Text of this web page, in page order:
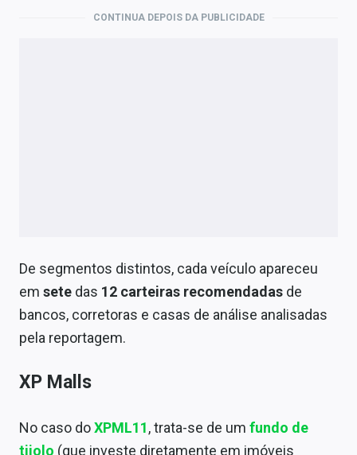
Tecnologia
Conteúdo de Marca
Sobre
Expediente
CONTINUA DEPOIS DA PUBLICIDADE
De segmentos distintos, cada veículo apareceu
em sete das 12 carteiras recomendadas de
bancos, corretoras e casas de análise analisadas
pela reportagem.
XP Malls
No caso doXPML11, trata-se de um fundo de
tijolo (que investe diretamente em imóveis